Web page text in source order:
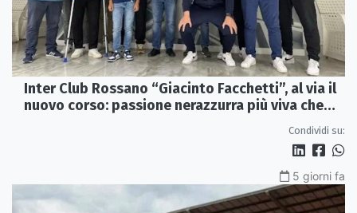
Inter Club Rossano “Giacinto Facchetti”, al via il
nuovo corso: passione nerazzurra più viva che
Condividi su:
5 giorni fa